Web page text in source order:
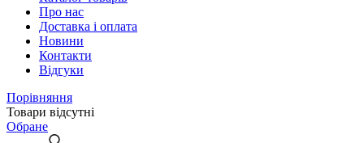
Про нас
Доставка і оплата
Новини
Контакти
Відгуки
Порівняння
Товари відсутні
Обране